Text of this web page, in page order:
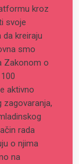
kroz
svoje
kreiraju
smo
Zakonom o
aktivno
zagovaranja,
rada
o njima
na